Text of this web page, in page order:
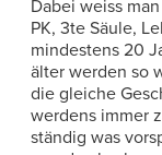
Dabei weiss
PK, 3te Säule,
mindestens 20
älter werden so
die gleiche
werdens immer
ständig was